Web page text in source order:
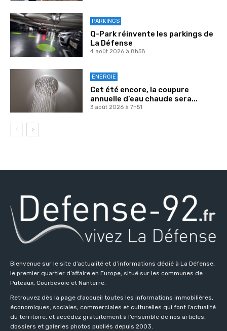
PARKINGS
Q-Park réinvente les parkings de
La Défense
4 août 2026 à 8h58
ENERGIE
Cet été encore, la coupure
annuelle d’eau chaude sera...
3 août 2026 à 7h51
Bienvenue sur le site d’actualité et d’informations dédié à La Défense,
le premier quartier d’affaire en Europe, situé sur les communes de
Puteaux, Courbevoie et Nanterre.
Retrouvez dès la page d’accueil toutes les informations immobilières,
économiques, sociales, commerciales et culturelles qui font l’actualité
du territoire, et accédez gratuitement à l’ensemble de nos articles,
dossiers et galeries photos publiés depuis 2003.